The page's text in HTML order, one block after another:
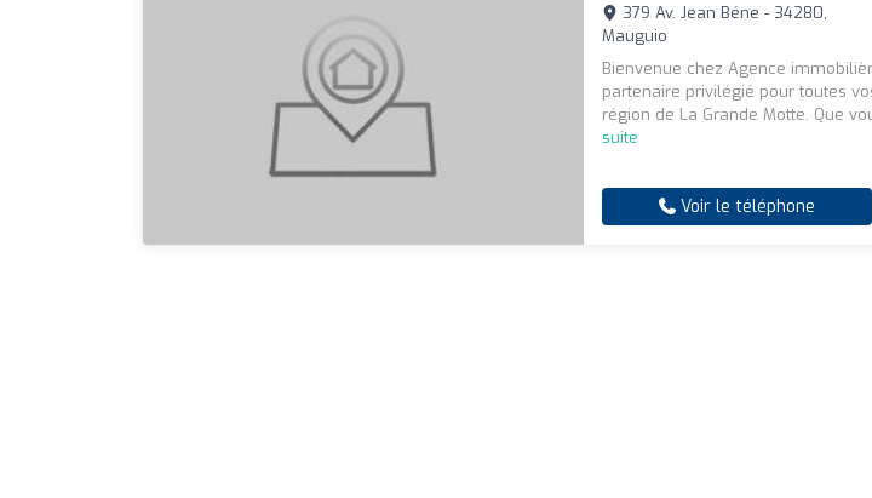
379 Av. Jean Béne - 34280,
Mauguio
Bienvenue chez Agence
partenaire privilégié pour toutes
région de La Grande Motte. Que
suite
Voir le téléphone